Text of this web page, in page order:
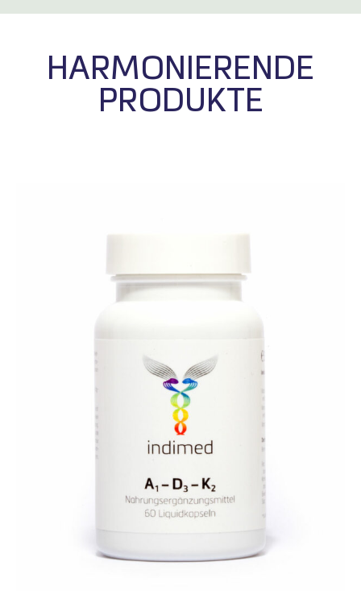
HARMONIERENDE
PRODUKTE